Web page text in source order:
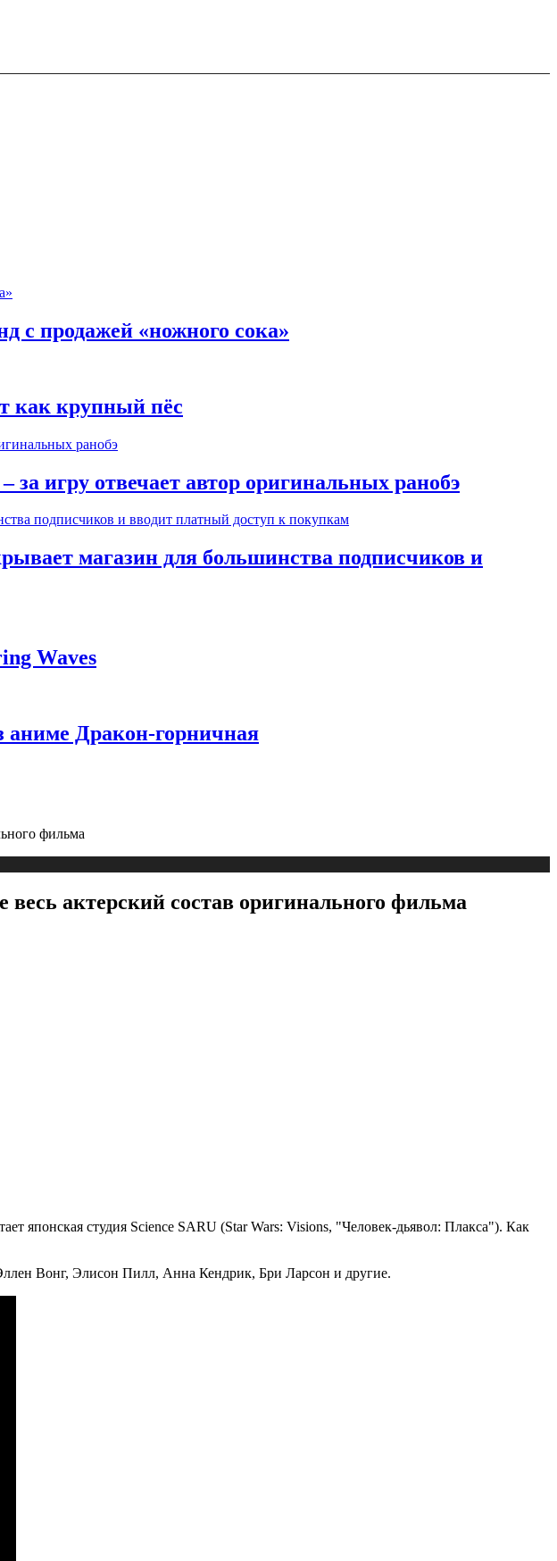
с продажей «ножного сока»
как крупный пёс
игру отвечает автор оригинальных ранобэ
магазин для большинства подписчиков и
Waves
аниме Дракон-горничная
фильма
актерский состав оригинального фильма
японская студия Science SARU (Star Wars: Visions, "Человек-дьявол: Плакса"). Как
Вонг, Элисон Пилл, Анна Кендрик, Бри Ларсон и другие.